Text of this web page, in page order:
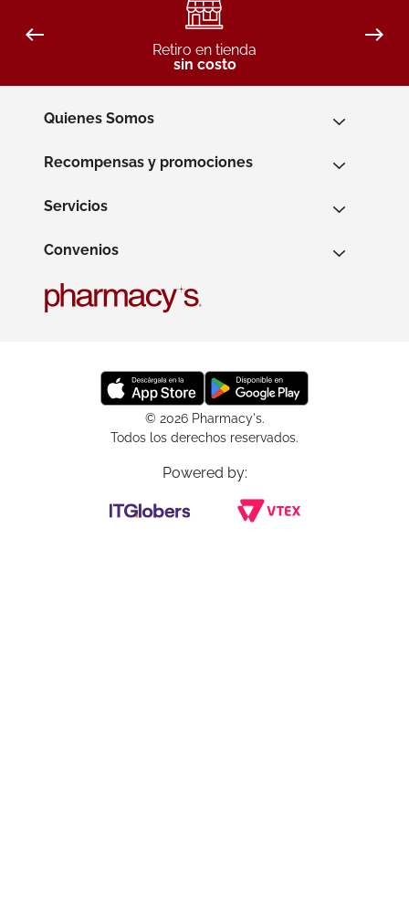
Retiro en tienda
sin costo
Quienes Somos
Recompensas y promociones
Servicios
Convenios
© 2026 Pharmacy's.
Todos los derechos reservados.
Powered by: